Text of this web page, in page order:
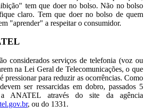
tem que doer no bolso. Não no bolso
claro. Tem que doer no bolso de quem
"aprender" a respeitar o consumidor.
considerados serviços de telefonia (voz ou
na Lei Geral de Telecomunicações, o que
para reduzir as ocorrências. Como
ser ressarcidas em dobro, passados 5
ANATEL através do site da agência
, ou do 1331.